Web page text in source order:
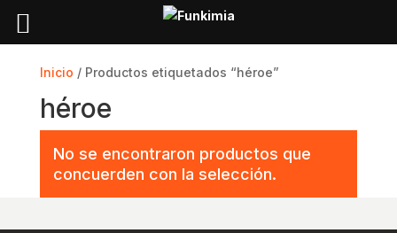
Inicio / Productos etiquetados “héroe”
héroe
No se encontraron productos que
concuerden con la selección.